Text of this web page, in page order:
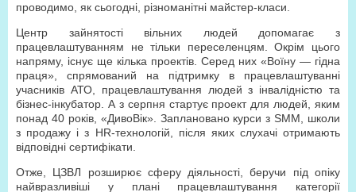
проводимо, як сьогодні, різноманітні майстер-класи.
Центр зайнятості вільних людей допомагає з
працевлаштуванням не тільки переселенцям. Окрім цього
напряму, існує ще кілька проектів. Серед них «Воїну — гідна
праця», спрямований на підтримку в працевлаштуванні
учасників АТО, працевлаштування людей з інвалідністю та
бізнес-інкубатор. А з серпня стартує проект для людей, яким
понад 40 років, «ДивоВік». Заплановано курси з SММ, школи
з продажу і з HR-технологій, після яких слухачі отримають
відповідні сертифікати.
Отже, ЦЗВЛ розширює сферу діяльності, беручи під опіку
найвразливіші у плані працевлаштування категорії